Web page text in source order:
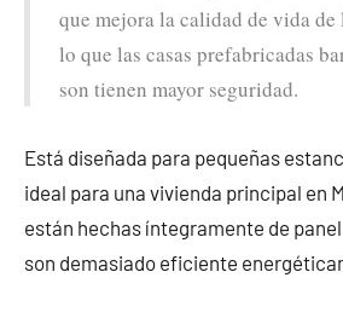
que mejora la calidad de vida
lo que las casas prefabricadas
son tienen mayor seguridad.
Está diseñada para pequeñas
ideal para una vivienda principal en
están hechas íntegramente de
son demasiado eficiente